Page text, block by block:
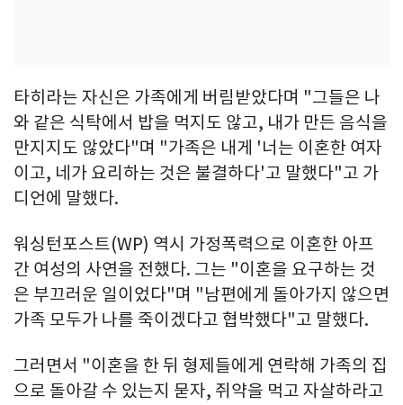
타히라는 자신은 가족에게 버림받았다며 "그들은 나
와 같은 식탁에서 밥을 먹지도 않고, 내가 만든 음식을
만지지도 않았다"며 "가족은 내게 '너는 이혼한 여자
이고, 네가 요리하는 것은 불결하다'고 말했다"고 가
디언에 말했다.
워싱턴포스트(WP) 역시 가정폭력으로 이혼한 아프
간 여성의 사연을 전했다. 그는 "이혼을 요구하는 것
은 부끄러운 일이었다"며 "남편에게 돌아가지 않으면
가족 모두가 나를 죽이겠다고 협박했다"고 말했다.
그러면서 "이혼을 한 뒤 형제들에게 연락해 가족의 집
으로 돌아갈 수 있는지 묻자, 쥐약을 먹고 자살하라고